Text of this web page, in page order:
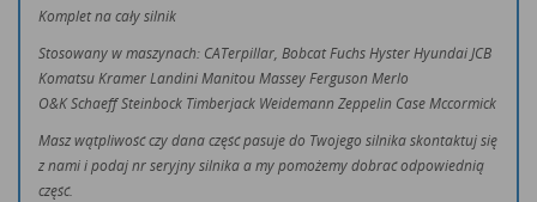
Komplet na cały silnik
Stosowany w maszynach: CATerpillar, Bobcat Fuchs Hyster Hyundai JCB
Komatsu Kramer Landini Manitou Massey Ferguson Merlo
O&K Schaeff Steinbock Timberjack Weidemann Zeppelin Case Mccormick
Masz wątpliwość czy dana część pasuje do Twojego silnika skontaktuj się
z nami i podaj nr seryjny silnika a my pomożemy dobrać odpowiednią
część.